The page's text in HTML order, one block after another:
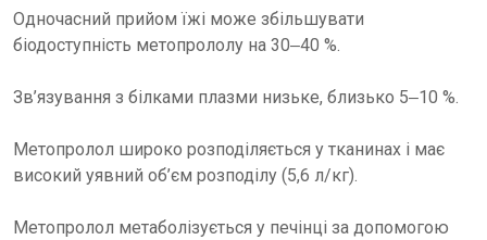
Одночасний прийом їжі може збільшувати
біодоступність метопрололу на 30‒40 %.
Зв’язування з білками плазми низьке, близько 5‒10 %.
Метопролол широко розподіляється у тканинах і має
високий уявний об’єм розподілу (5,6 л/кг).
Метопролол метаболізується у печінці за допомогою